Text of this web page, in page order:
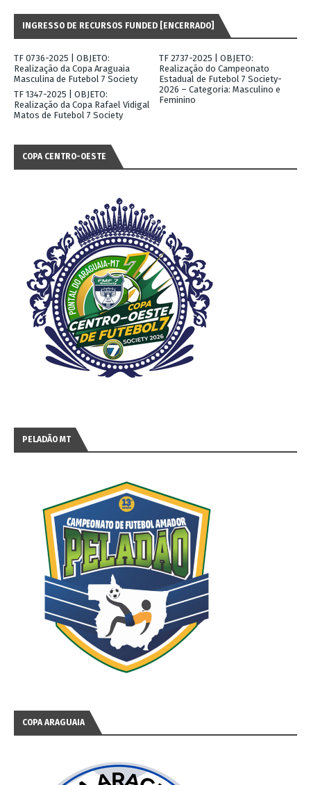
INGRESSO DE RECURSOS FUNDED [ENCERRADO]
TF 0736-2025 | OBJETO:
Realização da Copa Araguaia
Masculina de Futebol 7 Society
TF 2737-2025 | OBJETO:
Realização do Campeonato
Estadual de Futebol 7 Society-
2026 – Categoria: Masculino e
Feminino
TF 1347-2025 | OBJETO:
Realização da Copa Rafael Vidigal
Matos de Futebol 7 Society
COPA CENTRO-OESTE
PELADÃO MT
COPA ARAGUAIA